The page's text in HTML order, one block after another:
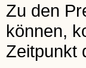
Zu den
können,
Zeitpunkt